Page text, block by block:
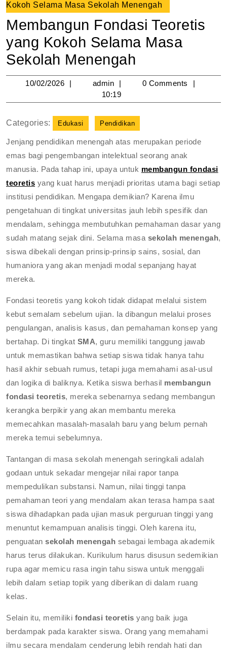
Kokoh Selama Masa Sekolah Menengah
Membangun Fondasi Teoretis
yang Kokoh Selama Masa
Sekolah Menengah
10/02/2026 10/02/2026
admin admin0 Comments
10:19
Categories: Edukasi Pendidikan
Jenjang pendidikan menengah atas merupakan periode
emas bagi pengembangan intelektual seorang anak
manusia. Pada tahap ini, upaya untuk membangun fondasi
teoretis yang kuat harus menjadi prioritas utama bagi setiap
institusi pendidikan. Mengapa demikian? Karena ilmu
pengetahuan di tingkat universitas jauh lebih spesifik dan
mendalam, sehingga membutuhkan pemahaman dasar yang
sudah matang sejak dini. Selama masa sekolah menengah,
siswa dibekali dengan prinsip-prinsip sains, sosial, dan
humaniora yang akan menjadi modal sepanjang hayat
mereka.
Fondasi teoretis yang kokoh tidak didapat melalui sistem
kebut semalam sebelum ujian. Ia dibangun melalui proses
pengulangan, analisis kasus, dan pemahaman konsep yang
bertahap. Di tingkat SMA, guru memiliki tanggung jawab
untuk memastikan bahwa setiap siswa tidak hanya tahu
hasil akhir sebuah rumus, tetapi juga memahami asal-usul
dan logika di baliknya. Ketika siswa berhasil membangun
fondasi teoretis, mereka sebenarnya sedang membangun
kerangka berpikir yang akan membantu mereka
memecahkan masalah-masalah baru yang belum pernah
mereka temui sebelumnya.
Tantangan di masa sekolah menengah seringkali adalah
godaan untuk sekadar mengejar nilai rapor tanpa
mempedulikan substansi. Namun, nilai tinggi tanpa
pemahaman teori yang mendalam akan terasa hampa saat
siswa dihadapkan pada ujian masuk perguruan tinggi yang
menuntut kemampuan analisis tinggi. Oleh karena itu,
penguatansekolah menengah sebagai lembaga akademik
harus terus dilakukan. Kurikulum harus disusun sedemikian
rupa agar memicu rasa ingin tahu siswa untuk menggali
lebih dalam setiap topik yang diberikan di dalam ruang
kelas.
Selain itu, memiliki fondasi teoretis yang baik juga
berdampak pada karakter siswa. Orang yang memahami
ilmu secara mendalam cenderung lebih rendah hati dan